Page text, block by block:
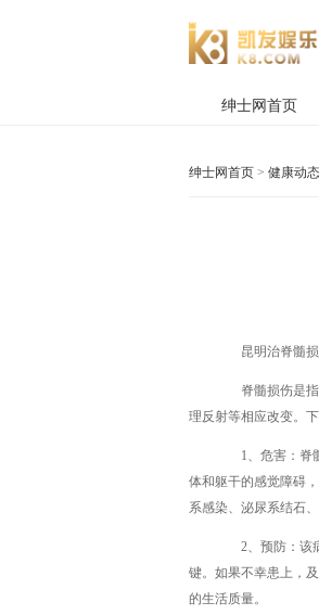
绅士网首页
绅士网首页 > 健康动态
昆明治脊髓损
脊髓损伤是指
理反射等相应改变。
1、危害：脊髓
体和躯干的感觉障碍
系感染、泌尿系结石
2、预防：该病
键。如果不幸患上，
的生活质量。